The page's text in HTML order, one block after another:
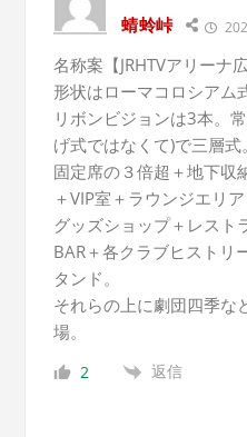
蜻蛉峠
名称案【JRHTVアリーナ広
形状はローマコロシアム
リボンビジョンは3本。
げ式ではなくて)で三層
固定席の３倍超＋地下収
＋VIP室＋ラウンジエリ
グッズショップ＋レスト
BAR＋各クラブヒストリ
タンド。
それらの上に劇団四季な
場。
2 返信